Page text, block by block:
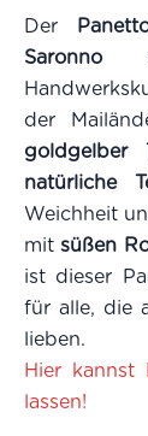
Der
Saronno
der
goldgelber
natürliche
Weichheit
mitsüßen
ist dieser
für alle, die
lieben.
Hier kannst
lassen!